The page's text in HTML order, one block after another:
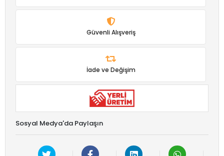
Güvenli Alışveriş
İade ve Değişim
Sosyal Medya'da Paylaşın